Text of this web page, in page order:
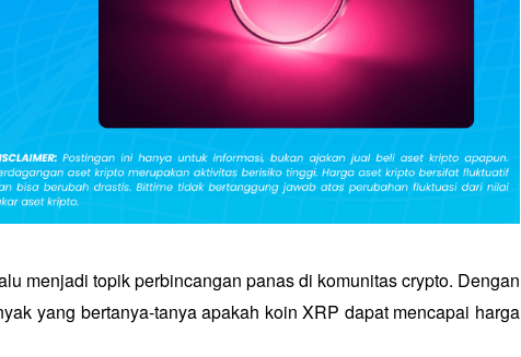
menjadi topik perbincangan panas di komunitas crypto. Dengan
yang bertanya-tanya apakah koin XRP dapat mencapai harga